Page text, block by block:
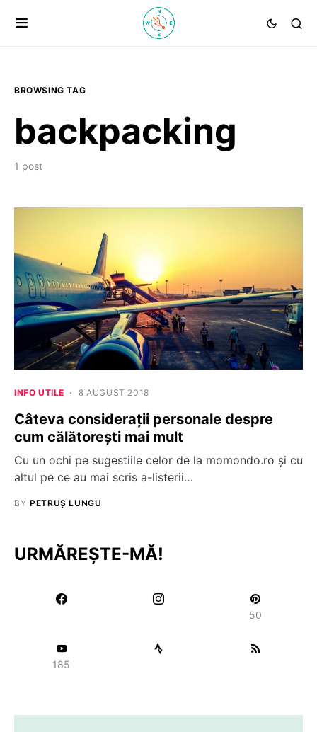
BROWSING TAG
backpacking
1 post
INFO UTILE 8 AUGUST 2018
Câteva considerații personale despre
cum călătorești mai mult
Cu un ochi pe sugestiile celor de la momondo.ro și cu
altul pe ce au mai scris a-listerii…
BY PETRUȘ LUNGU
URMĂREȘTE-MĂ!
50
185